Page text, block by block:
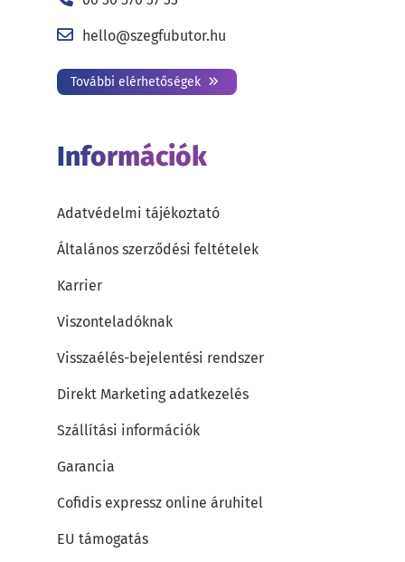
hello@szegfubutor.hu
További elérhetőségek
Információk
Adatvédelmi tájékoztató
Általános szerződési feltételek
Karrier
Viszonteladóknak
Visszaélés-bejelentési rendszer
Direkt Marketing adatkezelés
Szállítási információk
Garancia
Cofidis expressz online áruhitel
EU támogatás